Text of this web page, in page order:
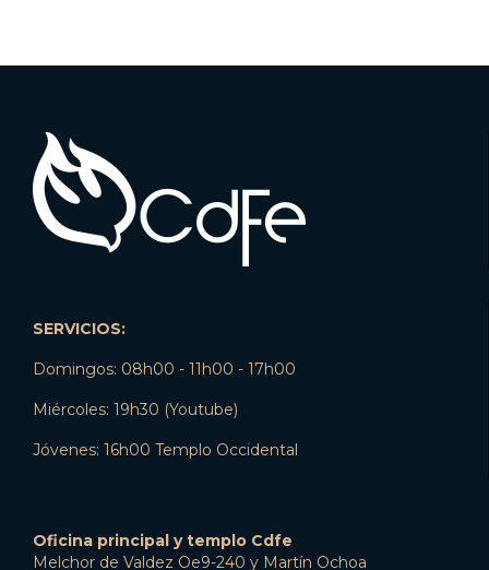
SERVICIOS:
Domingos: 08h00 - 11h00 - 17h00
Miércoles: 19h30 (Youtube)
Jóvenes: 16h00 Templo Occidental
Oficina principal y templo Cdfe
Melchor de Valdez Oe9-240 y Martín Ochoa